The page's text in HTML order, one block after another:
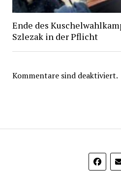
Ende des
Szlezak in der Pflicht
Kommentare sind deaktiviert.